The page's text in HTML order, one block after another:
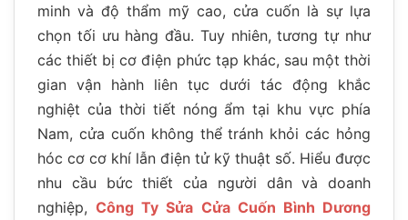
minh và độ thẩm mỹ cao, cửa cuốn là sự lựa
chọn tối ưu hàng đầu. Tuy nhiên, tương tự như
các thiết bị cơ điện phức tạp khác, sau một thời
gian vận hành liên tục dưới tác động khắc
nghiệt của thời tiết nóng ẩm tại khu vực phía
Nam, cửa cuốn không thể tránh khỏi các hỏng
hóc cơ cơ khí lẫn điện tử kỹ thuật số. Hiểu được
nhu cầu bức thiết của người dân và doanh
nghiệp,Công Ty Sửa Cửa Cuốn Bình Dương